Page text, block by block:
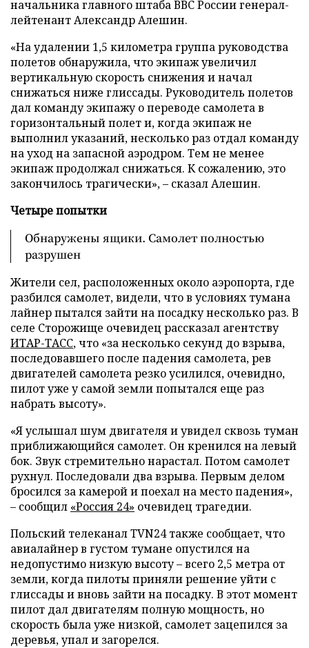
начальника главного штаба ВВС России генерал-
лейтенант Александр Алешин.
«На удалении 1,5 километра группа руководства
полетов обнаружила, что экипаж увеличил
вертикальную скорость снижения и начал
снижаться ниже глиссады. Руководитель полетов
дал команду экипажу о переводе самолета в
горизонтальный полет и, когда экипаж не
выполнил указаний, несколько раз отдал команду
на уход на запасной аэродром. Тем не менее
экипаж продолжал снижаться. К сожалению, это
закончилось трагически», – сказал Алешин.
Четыре попытки
Обнаружены ящики. Самолет полностью
разрушен
Жители сел, расположенных около аэропорта, где
разбился самолет, видели, что в условиях тумана
лайнер пытался зайти на посадку несколько раз. В
селе Сторожище очевидец рассказал агентству
ИТАР-ТАСС, что «за несколько секунд до взрыва,
последовавшего после падения самолета, рев
двигателей самолета резко усилился, очевидно,
пилот уже у самой земли попытался еще раз
набрать высоту».
«Я услышал шум двигателя и увидел сквозь туман
приближающийся самолет. Он кренился на левый
бок. Звук стремительно нарастал. Потом самолет
рухнул. Последовали два взрыва. Первым делом
бросился за камерой и поехал на место падения»,
– сообщил «Россия 24» очевидец трагедии.
Польский телеканал TVN24 также сообщает, что
авиалайнер в густом тумане опустился на
недопустимо низкую высоту – всего 2,5 метра от
земли, когда пилоты приняли решение уйти с
глиссады и вновь зайти на посадку. В этот момент
пилот дал двигателям полную мощность, но
скорость была уже низкой, самолет зацепился за
деревья, упал и загорелся.